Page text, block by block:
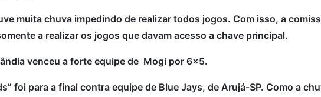
muita chuva impedindo de realizar todos jogos. Com isso, a
a realizar os jogos que davam acesso a chave principal.
venceu a forte equipe de Mogi por 6x5.
foi para a final contra equipe de Blue Jays, de Arujá-SP. Como a